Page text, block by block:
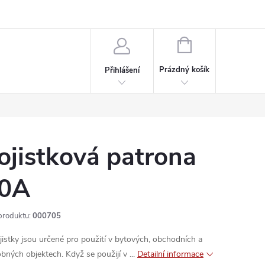
Přihlášení
NÁKUPNÍ
Prázdný košík
patrona
000705
jsou určené pro použití v bytových, obchodních a
objektech. Když se použijí v ... Detailní informace